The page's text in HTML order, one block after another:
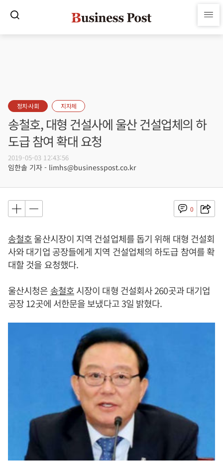
정치·사회 지자체
송철호, 대형 건설사에 울산 건설업체의 하
도급 참여 확대 요청
2019-05-03 12:43:56
임한솔 기자 - limhs@businesspost.co.kr
0
송철호울산시장이 지역 건설업체를 돕기 위해 대형 건설회
사와 대기업 공장들에게 지역 건설업체의 하도급 참여를 확
대할 것을 요청했다.
울산시청은 송철호시장이 대형 건설회사 260곳과 대기업
공장 12곳에 서한문을 보냈다고 3일 밝혔다.